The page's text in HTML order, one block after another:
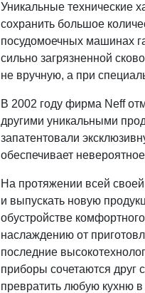
Уникальные технические
сохранить большое
посудомоечных машинах
сильно загрязненной
не вручную, а при
В 2002 году фирма Neff
другими уникальными
запатентовали
обеспечивает
На протяжении всей
и выпускать новую
обустройстве
наслаждению от
последние
приборы сочетаются
превратить любую кухню